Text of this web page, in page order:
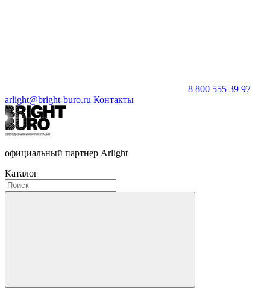
8 800 555 39 97
arlight@bright-buro.ru Контакты
официальный партнер Arlight
Каталог